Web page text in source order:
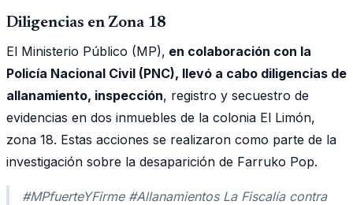
Diligencias en Zona 18
El Ministerio Público (MP), en colaboración con la
Policía Nacional Civil (PNC), llevó a cabo diligencias de
allanamiento, inspección, registro y secuestro de
evidencias en dos inmuebles de la colonia El Limón,
zona 18. Estas acciones se realizaron como parte de la
investigación sobre la desaparición de Farruko Pop.
#MPfuerteYFirme #Allanamientos La Fiscalía contra